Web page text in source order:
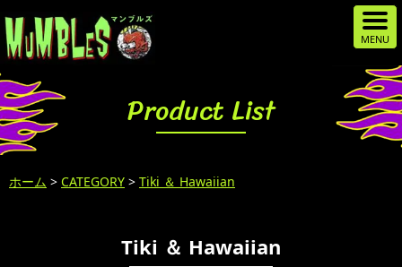
Product List
ホーム > CATEGORY > Tiki ＆ Hawaiian
Tiki ＆ Hawaiian